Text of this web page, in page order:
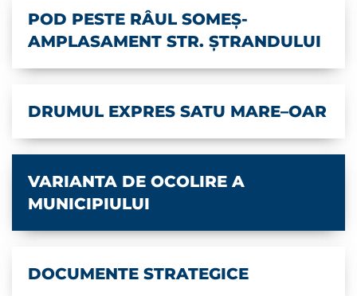
POD PESTE RÂUL SOMEȘ-
AMPLASAMENT STR. ȘTRANDULUI
DRUMUL EXPRES SATU MARE–OAR
VARIANTA DE OCOLIRE A
MUNICIPIULUI
DOCUMENTE STRATEGICE